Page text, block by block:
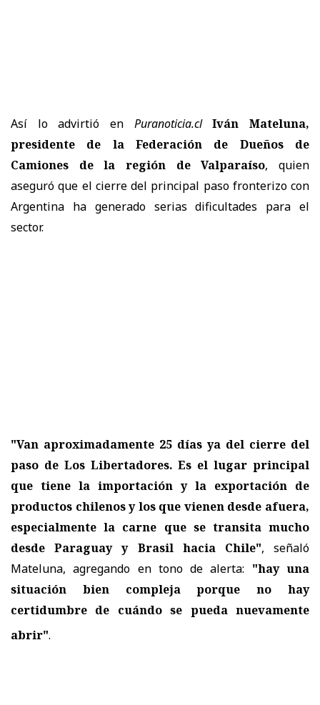
Así lo advirtió en Puranoticia.cl
Iván Mateluna,
presidente de la Federación de Dueños de
Camiones de la región de Valparaíso, quien
aseguró que el cierre del principal paso fronterizo con
Argentina ha generado serias dificultades para el
sector.
"Van aproximadamente 25 días ya del cierre del
paso de Los Libertadores. Es el lugar principal
que tiene la importación y la exportación de
productos chilenos y los que vienen desde afuera,
especialmente la carne que se transita mucho
desde Paraguay y Brasil hacia Chile", señaló
Mateluna, agregando en tono de alerta: "hay una
situación bien compleja porque no hay
certidumbre de cuándo se pueda nuevamente
abrir".